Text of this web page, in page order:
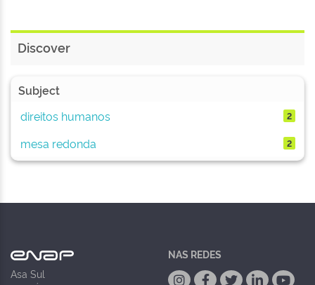
Discover
Subject
direitos humanos
2
mesa redonda 2
Asa Sul
NAS REDES